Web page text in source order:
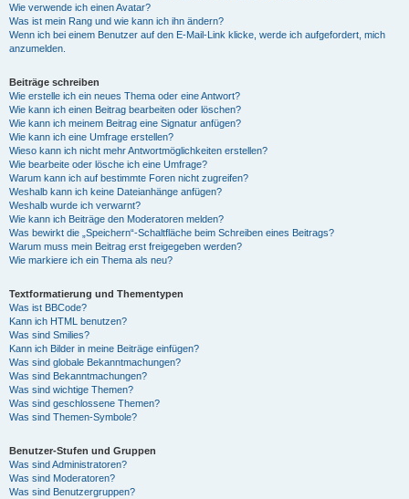
Wie verwende ich einen Avatar?
Was ist mein Rang und wie kann ich ihn ändern?
Wenn ich bei einem Benutzer auf den E-Mail-Link klicke, werde ich aufgefordert, mich
anzumelden.
Beiträge schreiben
Wie erstelle ich ein neues Thema oder eine Antwort?
Wie kann ich einen Beitrag bearbeiten oder löschen?
Wie kann ich meinem Beitrag eine Signatur anfügen?
Wie kann ich eine Umfrage erstellen?
Wieso kann ich nicht mehr Antwortmöglichkeiten erstellen?
Wie bearbeite oder lösche ich eine Umfrage?
Warum kann ich auf bestimmte Foren nicht zugreifen?
Weshalb kann ich keine Dateianhänge anfügen?
Weshalb wurde ich verwarnt?
Wie kann ich Beiträge den Moderatoren melden?
Was bewirkt die „Speichern“-Schaltfläche beim Schreiben eines Beitrags?
Warum muss mein Beitrag erst freigegeben werden?
Wie markiere ich ein Thema als neu?
Textformatierung und Thementypen
Was ist BBCode?
Kann ich HTML benutzen?
Was sind Smilies?
Kann ich Bilder in meine Beiträge einfügen?
Was sind globale Bekanntmachungen?
Was sind Bekanntmachungen?
Was sind wichtige Themen?
Was sind geschlossene Themen?
Was sind Themen-Symbole?
Benutzer-Stufen und Gruppen
Was sind Administratoren?
Was sind Moderatoren?
Was sind Benutzergruppen?